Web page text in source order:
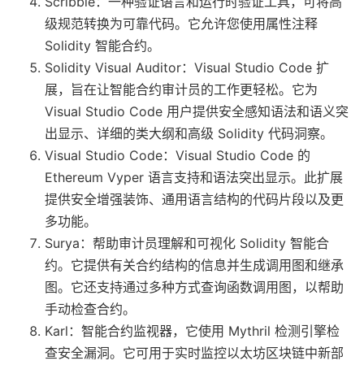
级规范转换为可靠代码。它允许您使用属性注释
Solidity 智能合约。
Solidity Visual Auditor：Visual Studio Code 扩
展，旨在让智能合约审计员的工作更轻松。它为
Visual Studio Code 用户提供安全感知语法和语义突
出显示、详细的类大纲和高级 Solidity 代码洞察。
Visual Studio Code：Visual Studio Code 的
Ethereum Vyper 语言支持和语法突出显示。此扩展
提供安全增强装饰、通用语言结构的代码片段以及更
多功能。
Surya：帮助审计员理解和可视化 Solidity 智能合
约。它提供有关合约结构的信息并生成调用图和继承
图。它还支持通过多种方式查询函数调用图，以帮助
手动检查合约。
Karl：智能合约监视器，它使用 Mythril 检测引擎检
查安全漏洞。它可用于实时监控以太坊区块链中新部